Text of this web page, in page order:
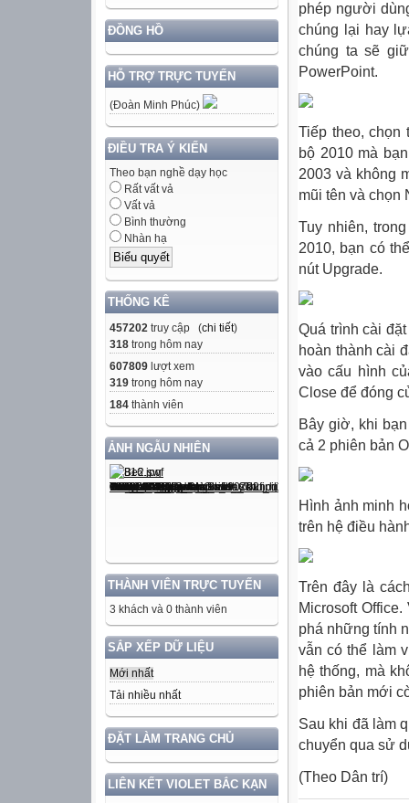
ĐỒNG HỒ
HỖ TRỢ TRỰC TUYẾN
(Đoàn Minh Phúc)
ĐIỀU TRA Ý KIẾN
Theo bạn nghề dạy học
Rất vất vả
Vất vả
Bình thường
Nhàn hạ
THỐNG KÊ
457202 truy cập (chi tiết)
318 trong hôm nay
607809 lượt xem
319 trong hôm nay
184 thành viên
ẢNH NGẪU NHIÊN
THÀNH VIÊN TRỰC TUYẾN
3 khách và 0 thành viên
SẮP XẾP DỮ LIỆU
Mới nhất
Tải nhiều nhất
ĐẶT LÀM TRANG CHỦ
LIÊN KẾT VIOLET BẮC KẠN
phép người
chúng lại hay
chúng ta sẽ
PowerPoint.
Tiếp theo, chọn
bộ 2010 mà
2003 và không
mũi tên và chọn
Tuy nhiên,
2010, bạn có
nút Upgrade.
Quá trình cài
hoàn thành cài
vào cấu hình
Close để đóng
Bây giờ, khi
cả 2 phiên bản
Hình ảnh minh
trên hệ điều
Trên đây là
Microsoft
phá những tính
vẫn có thể làm
hệ thống, mà
phiên bản mới
Sau khi đã làm
chuyển qua sử
(Theo Dân trí)